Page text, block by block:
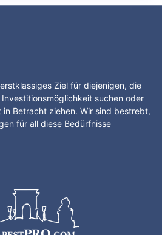
Ziel für diejenigen, die
suchen oder
in Betracht ziehen. Wir sind bestrebt,
für all diese Bedürfnisse